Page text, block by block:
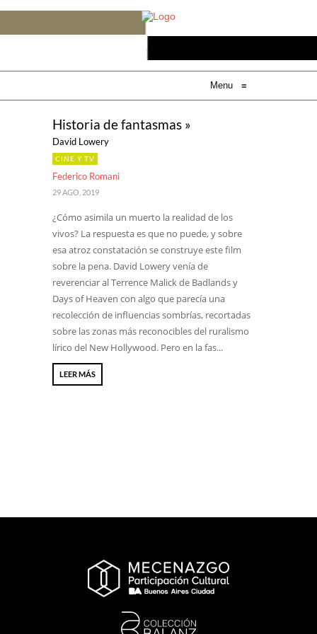
Menu ≡
Historia de fantasmas »
David Lowery
CINE Y TV
Federico Romani
29 AGO, 2019
¿Cómo asimila un muerto la realidad de los
vivos? La respuesta es que no puede, y sobre
esa atroz constatación se construye este film
sobre la pena. David Lowery venía de
reverenciar al Terrence Malick de Badlands y
Days of Heaven con algo que parecía una
recolección de influencias sombrías, recortadas
sobre las zonas más reconocibles del ruralismo
lírico del New Hollywood. Pero en la fas...
LEER MÁS